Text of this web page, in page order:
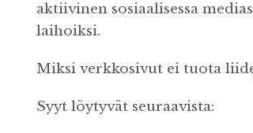
aktiivinen sosiaalisessa
laihoiksi.
Miksi verkkosivut ei tuota
Syyt löytyvät seuraavista: